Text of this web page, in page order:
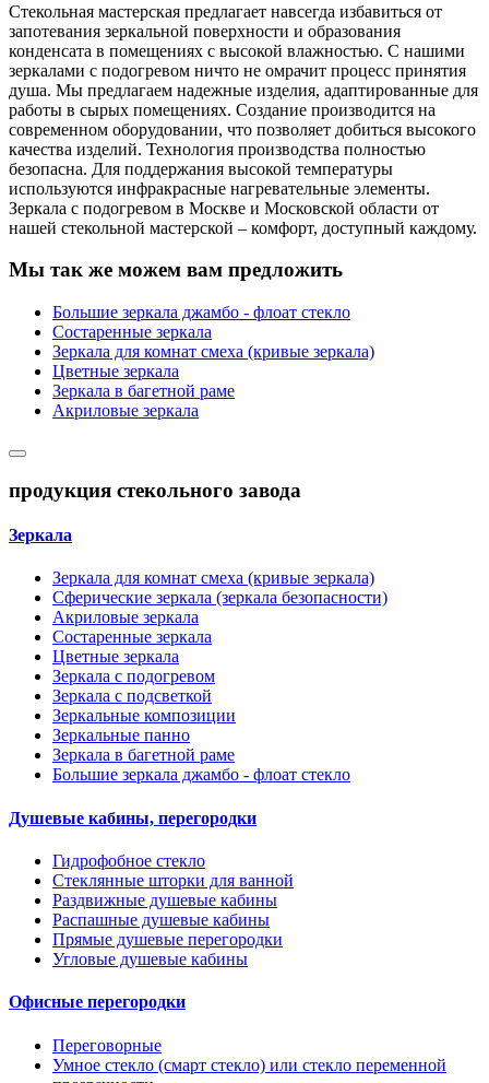
Стекольная мастерская предлагает навсегда избавиться от
запотевания зеркальной поверхности и образования
конденсата в помещениях с высокой влажностью. С нашими
зеркалами с подогревом ничто не омрачит процесс принятия
душа. Мы предлагаем надежные изделия, адаптированные для
работы в сырых помещениях. Создание производится на
современном оборудовании, что позволяет добиться высокого
качества изделий. Технология производства полностью
безопасна. Для поддержания высокой температуры
используются инфракрасные нагревательные элементы.
Зеркала с подогревом в Москве и Московской области от
нашей стекольной мастерской – комфорт, доступный каждому.
Мы так же можем вам предложить
Большие зеркала джамбо - флоат стекло
Состаренные зеркала
Зеркала для комнат смеха (кривые зеркала)
Цветные зеркала
Зеркала в багетной раме
Акриловые зеркала
продукция стекольного завода
Зеркала
Зеркала для комнат смеха (кривые зеркала)
Сферические зеркала (зеркала безопасности)
Акриловые зеркала
Состаренные зеркала
Цветные зеркала
Зеркала с подогревом
Зеркала с подсветкой
Зеркальные композиции
Зеркальные панно
Зеркала в багетной раме
Большие зеркала джамбо - флоат стекло
Душевые кабины, перегородки
Гидрофобное стекло
Стеклянные шторки для ванной
Раздвижные душевые кабины
Распашные душевые кабины
Прямые душевые перегородки
Угловые душевые кабины
Офисные перегородки
Переговорные
Умное стекло (смарт стекло) или стекло переменной